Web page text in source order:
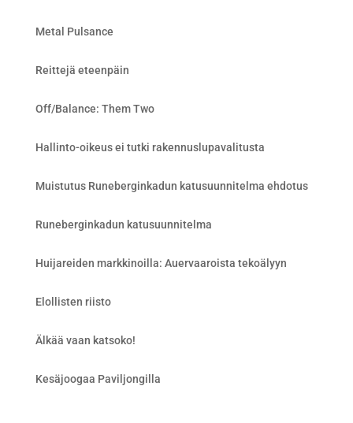
Metal Pulsance
Reittejä eteenpäin
Off/Balance: Them Two
Hallinto-oikeus ei tutki rakennuslupavalitusta
Muistutus Runeberginkadun katusuunnitelma ehdotus
Runeberginkadun katusuunnitelma
Huijareiden markkinoilla: Auervaaroista tekoälyyn
Elollisten riisto
Älkää vaan katsoko!
Kesäjoogaa Paviljongilla